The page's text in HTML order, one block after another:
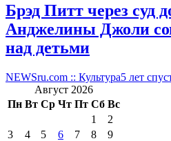
Брэд Питт через суд
Анджелины Джоли
над детьми
NEWSru.com :: Культура5 лет
Август 2026
Пн Вт Ср Чт Пт Сб Вс
1
2
3
4 5 6 7 8
9